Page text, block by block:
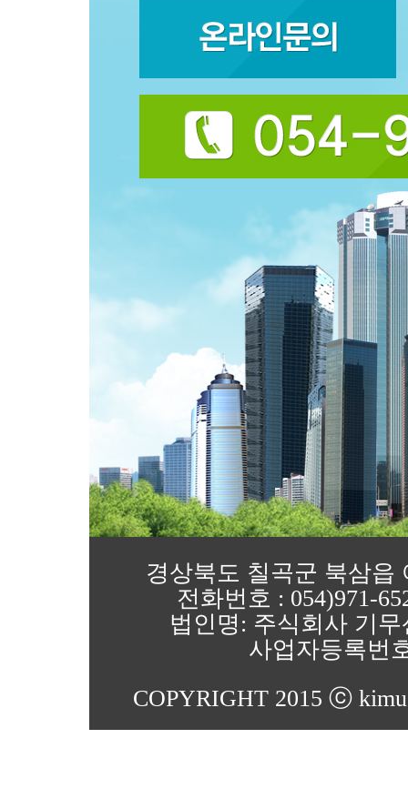
경상북도 칠곡군 북삼읍
전화번호 : 054)971-
법인명: 주식회사 기
사업자등록번
COPYRIGHT 2015 ⓒ